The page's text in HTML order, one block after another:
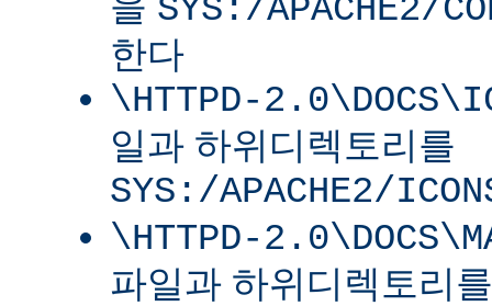
SYS:/APACHE2/
한다
\HTTPD-
일과 하위디렉토리를
SYS:/APACHE2/
\HTTPD-
파일과 하위디렉토리를